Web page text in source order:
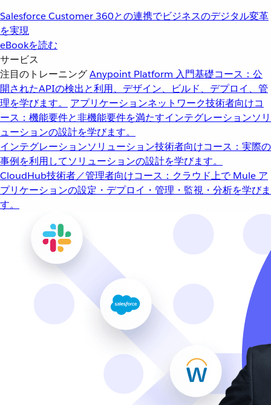
Salesforce Customer 360との連携でビジネスのデジタル変革
を実現
eBookを読む
サービス
注目のトレーニングAnypoint Platform 入門基礎コース：公
開されたAPIの検出と利用、デザイン、ビルド、デプロイ、管
理を学びます。
アプリケーションネットワーク技術者向けコ
ース：機能要件と非機能要件を満たすインテグレーションソリ
ューションの設計を学びます。
インテグレーションソリューション技術者向けコース：実際の
事例を利用してソリューションの設計を学びます。
CloudHub技術者／管理者向けコース：クラウド上で Mule ア
プリケーションの設定・デプロイ・管理・監視・分析を学びま
す。